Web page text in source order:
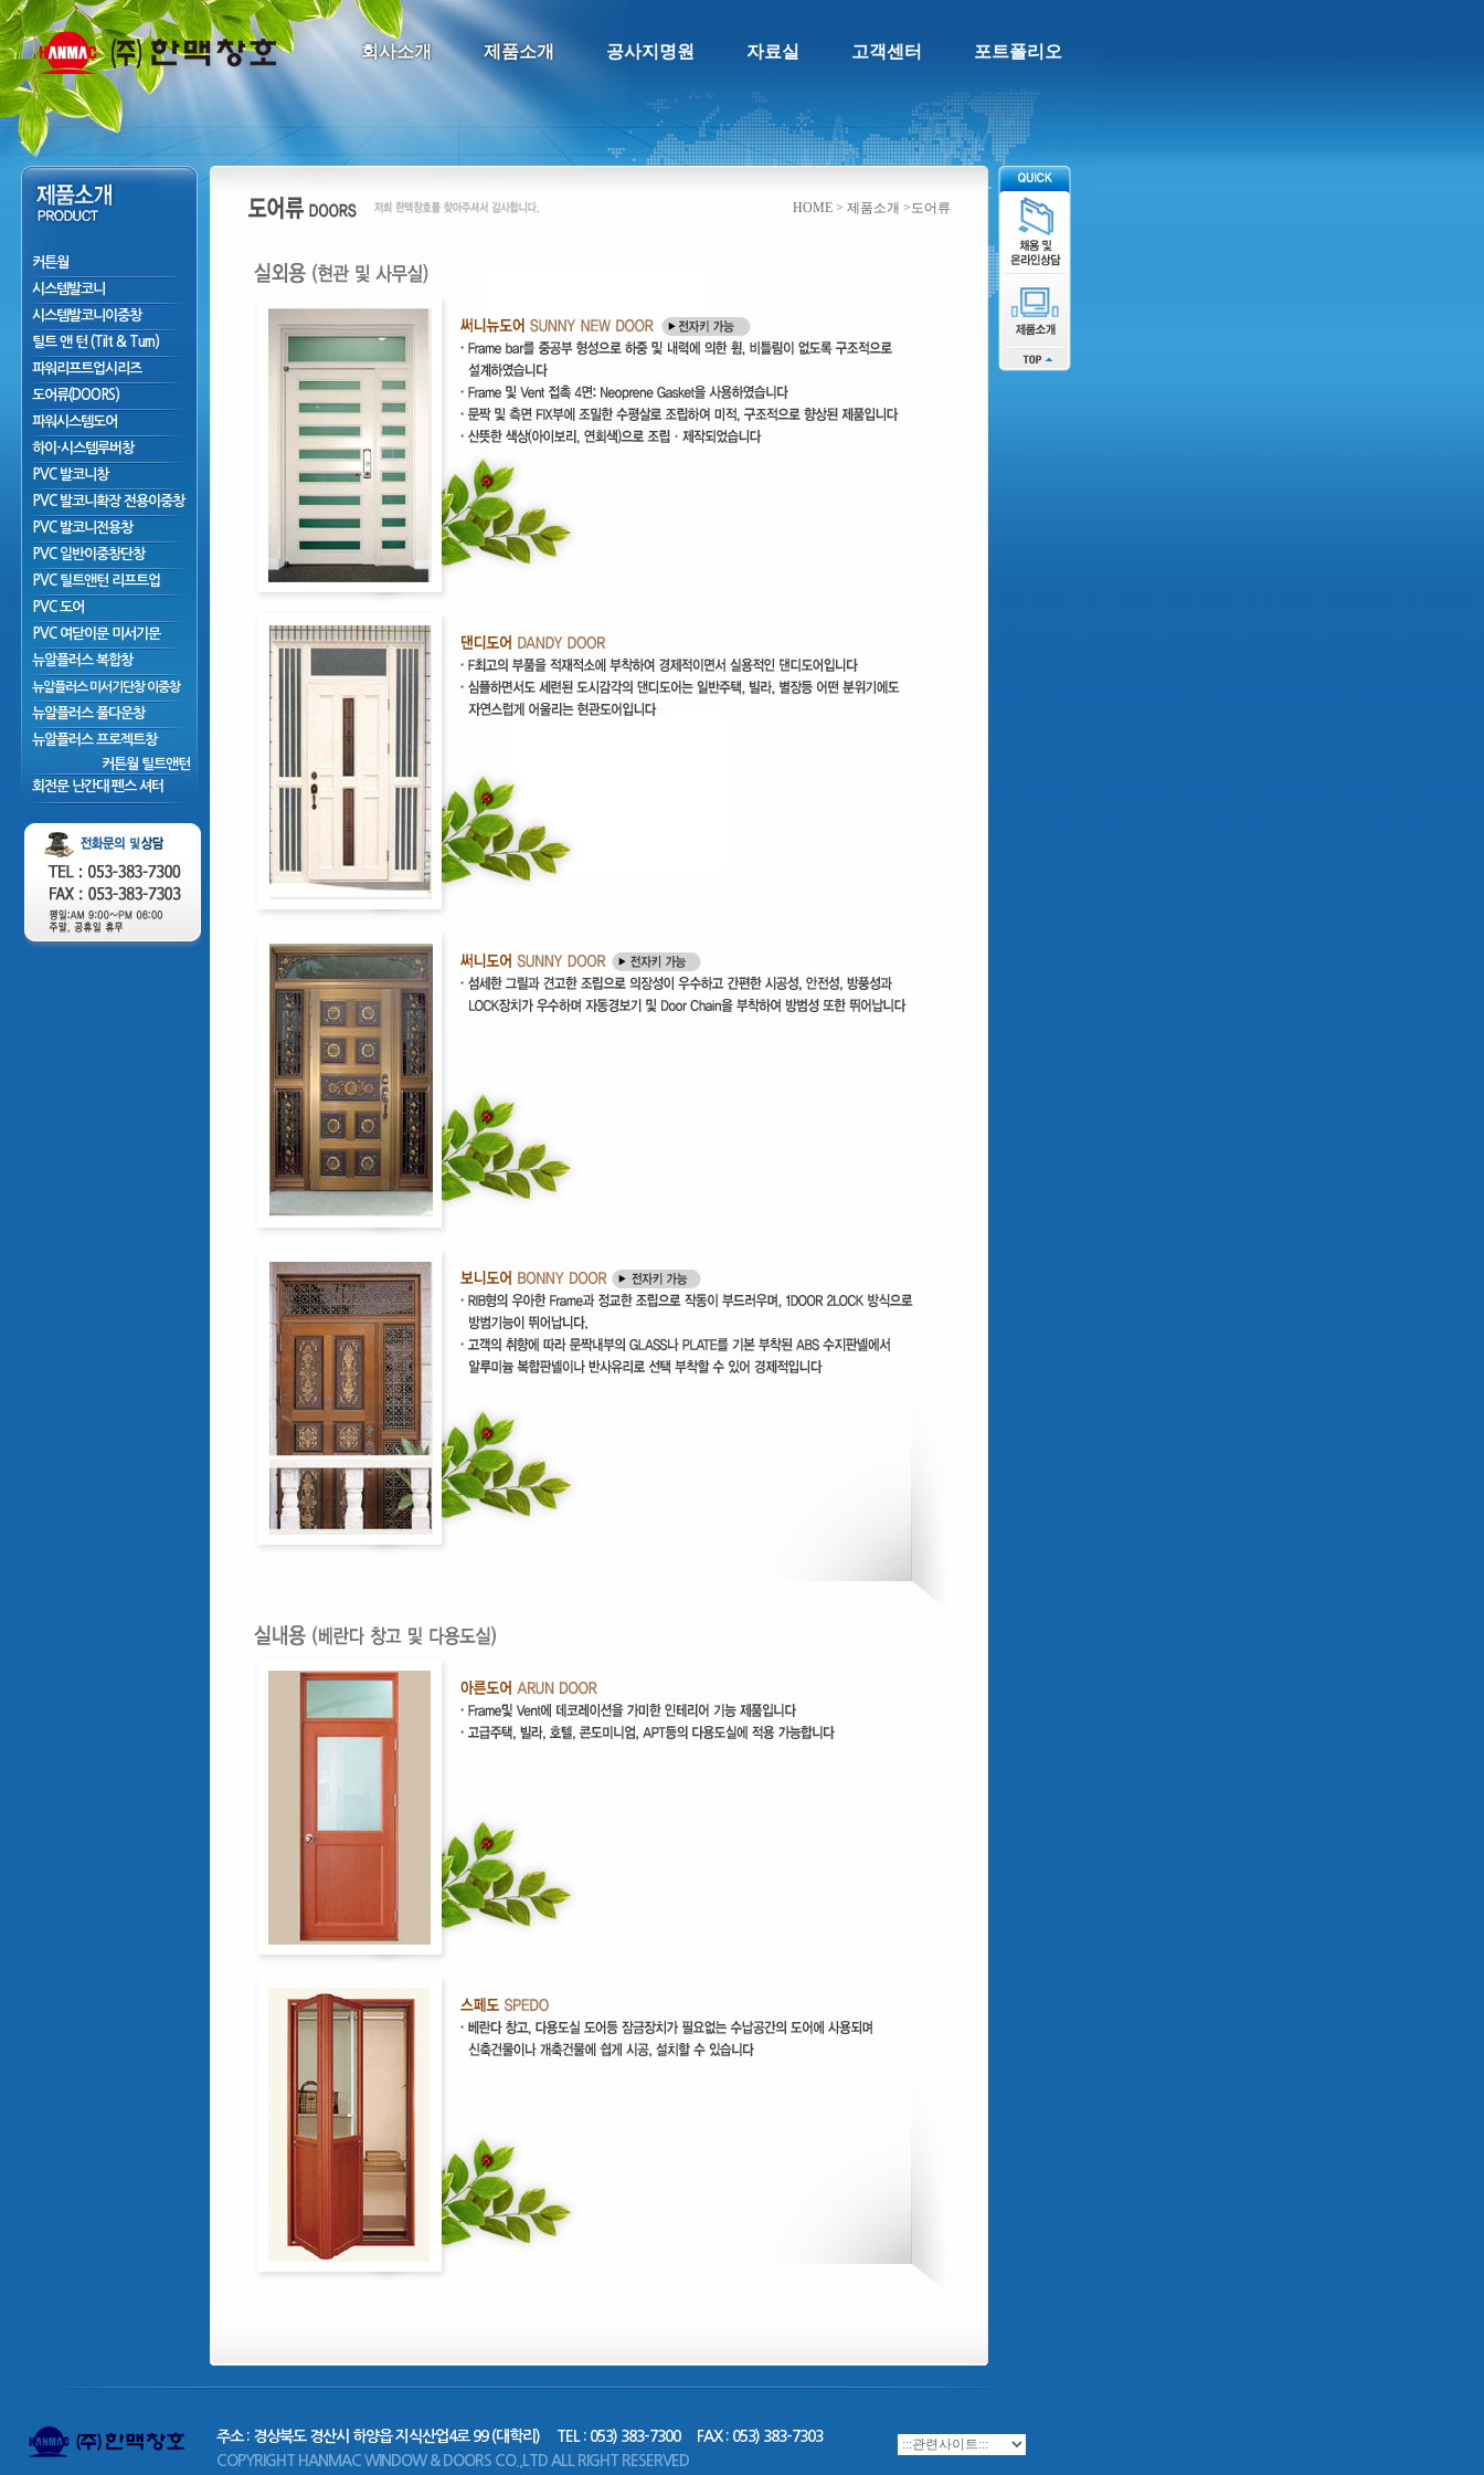
커튼월
시스템발코니
시스템발코니이중창
틸트 앤 턴 (Tilt & Turn)
파워리프트업시리즈
도어류(DOORS)
파워시스템도어
하이-시스템루버창
PVC 발코니창
PVC 발코니확장 전용이중창
PVC 발코니전용창
PVC 일반이중창단창
PVC 틸트앤턴 리프트업
PVC 도어
PVC 여닫이문 미서기문
뉴알플러스 복합창
뉴알플러스 미서기단창 이중창
뉴알플러스 풀다운창
뉴알플러스 프로젝트창
커튼월 틸트앤턴
회전문 난간대 펜스 셔터
HOME > 제품소개 >도어류
주소 : 경상북도 경산시 하양읍 지식산업4로 99 (대학리) TEL : 053) 383-7300
FAX : 053) 383-7303
COPYRIGHT HANMAC WINDOW & DOORS CO.,LTD ALL RIGHT RESERVED
회사소개 제품소개 공사지명원 자료실 고객센터 포트폴리오